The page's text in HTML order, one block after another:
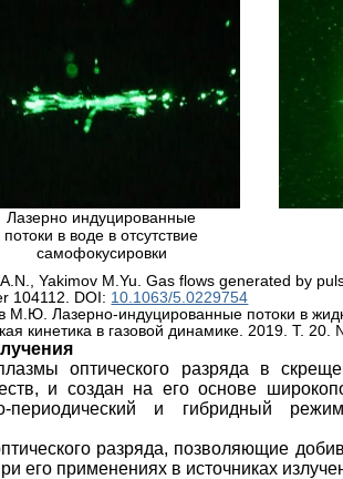
Лазерно индуцированные
потоки в воде в отсутствие
самофокусировки
Yakimov M.Yu. Gas flows generated by
104112. DOI: 10.1063/5.0229754
Лазерно-индуцированные потоки в
кинетика в газовой динамике. 2019. Т. 20.
оптического разряда в
и создан на его основе
периодический и гибридный
разряда, позволяющие
его применениях в источниках